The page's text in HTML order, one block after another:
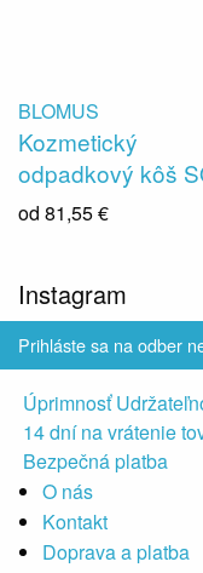
BLOMUS
Kozmetický
odpadkový kôš
od 81,55 €
Instagram
Prihláste sa na odber
Úprimnosť
14 dní na vrátenie
Bezpečná platba
O nás
Kontakt
Doprava a platba